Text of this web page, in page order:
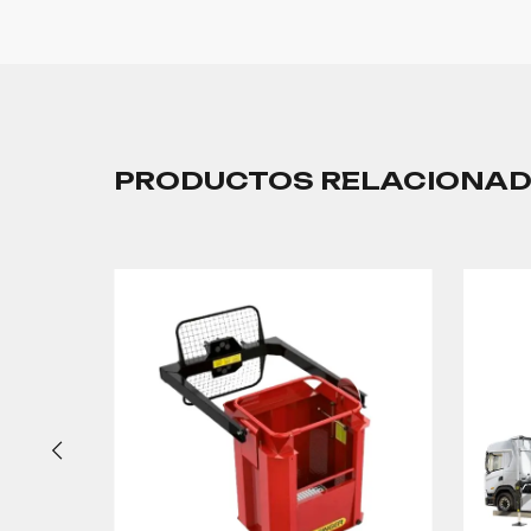
PRODUCTOS